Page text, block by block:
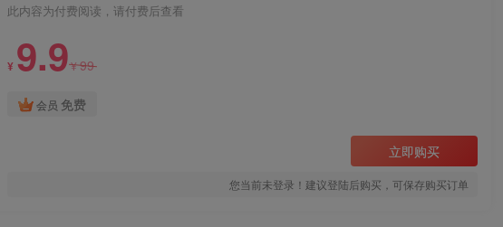
此内容为付费阅读，请付费后查看
¥ 9.9¥99
会员 免费
立即购买
您当前未登录！建议登陆后购买，可保存购买订单